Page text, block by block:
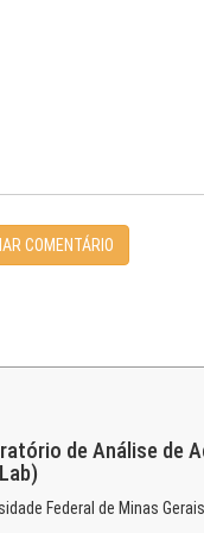
de Análise de
Federal de Minas